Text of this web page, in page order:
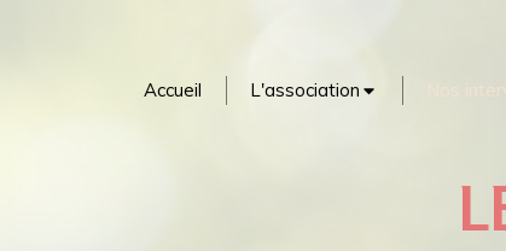
Accueil L'association Nos